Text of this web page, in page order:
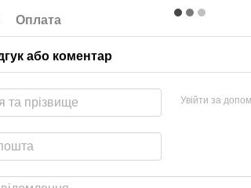
Оплата
або коментар
Увійти за